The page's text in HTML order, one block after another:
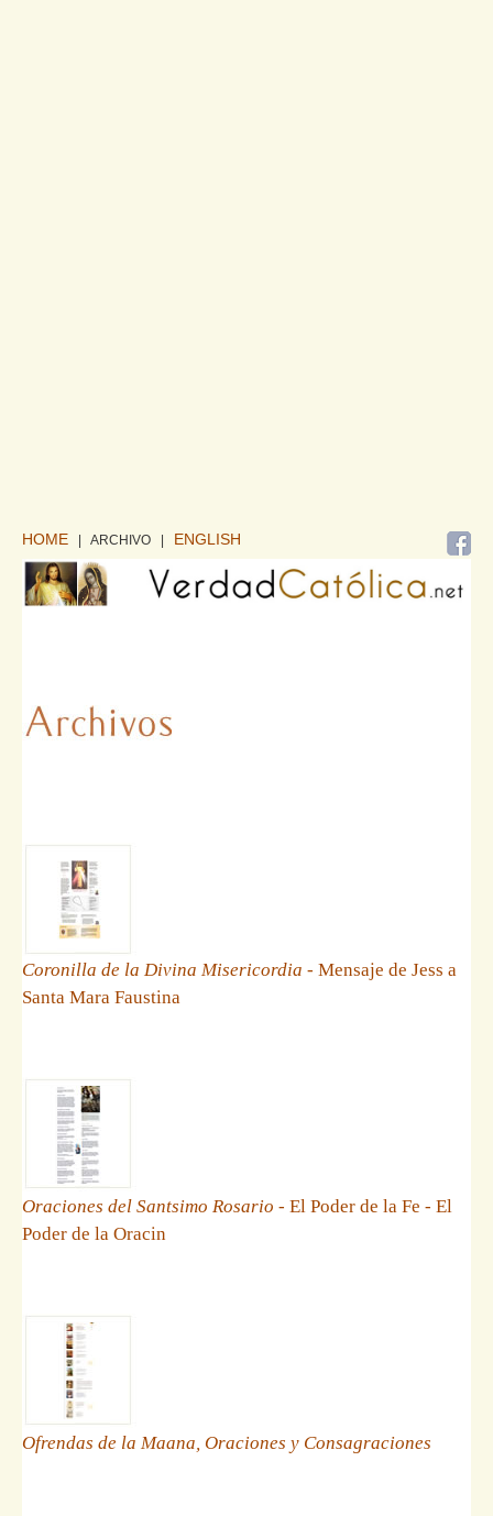
HOME | ARCHIVO ENGLISH
Coronilla de la Divina Misericordia - Mensaje de Jess a
Santa Mara Faustina
Oraciones del Santsimo Rosario - El Poder de la Fe - El
Poder de la Oracin
Ofrendas de la Maana, Oraciones y Consagraciones